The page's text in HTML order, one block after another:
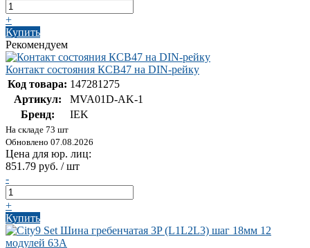
+
Купить
Рекомендуем
Контакт состояния КСВ47 на DIN-рейку
Код товара: 147281275
Артикул:
MVA01D-AK-1
Бренд:
IEK
На складе 73 шт
Обновлено 07.08.2026
Цена для юр. лиц:
851.79 руб. / шт
-
+
Купить